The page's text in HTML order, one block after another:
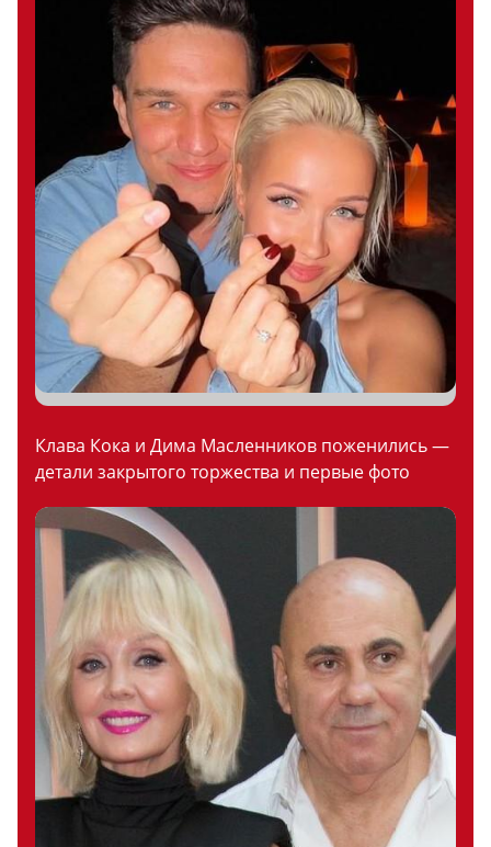
Клава Кока и Дима Масленников поженились —
детали закрытого торжества и первые фото